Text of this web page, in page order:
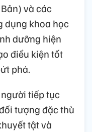
và các
dụng khoa học
dưỡng hiện
điều kiện tốt
phá.
tiếp tục
tượng đặc thù
tật và